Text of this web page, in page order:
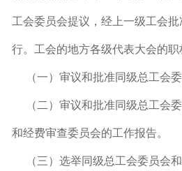
工会委员会提议，经上一级工会
行。工会的地方各级代表大会的职
（一）审议和批准同级总工会委
（二）审议和批准同级总工会
和经费审查委员会的工作报告。
（三）选举同级总工会委员会和